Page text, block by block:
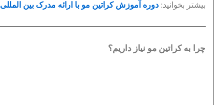
بیشتر بخوانید: دوره آموزش کراتین مو با ارائه مدرک بین المللی
چرا به کراتین مو نیاز داریم؟